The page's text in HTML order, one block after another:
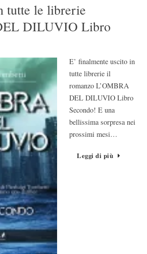
tutte le librerie
DILUVIO Libro
E’ finalmente uscito in
tutte librerie il
romanzo L’OMBRA
DEL DILUVIO Libro
Secondo! E una
bellissima sorpresa nei
prossimi mesi…
Leggi di più